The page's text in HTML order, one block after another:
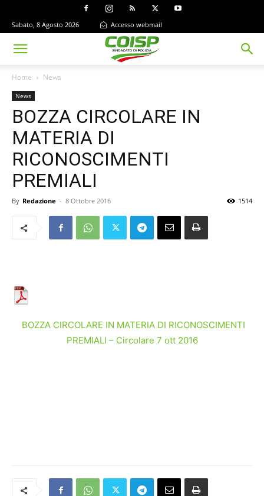
Sabato, 8 Agosto 2026 Accesso webmail
Home News
News
BOZZA CIRCOLARE IN
MATERIA DI
RICONOSCIMENTI
PREMIALI
By Redazione - 8 Ottobre 2016 1514
BOZZA CIRCOLARE IN MATERIA DI RICONOSCIMENTI
PREMIALI – Circolare 7 ott 2016